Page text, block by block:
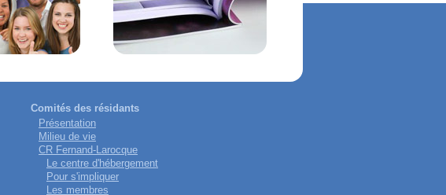
Comités des résidants
Présentation
Milieu de vie
CR Fernand-Larocque
Le centre d'hébergement
Pour s'impliquer
Les membres